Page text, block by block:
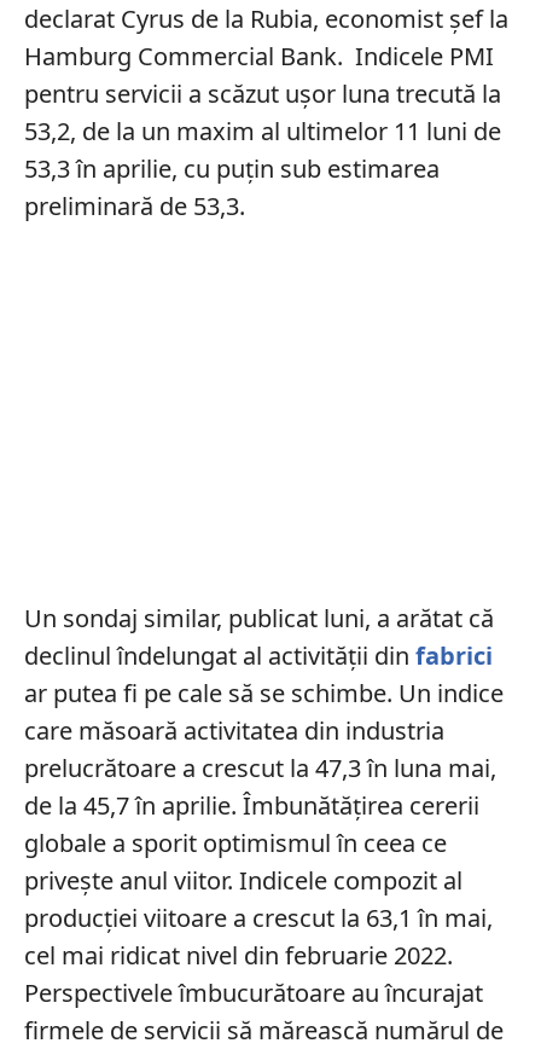
declarat Cyrus de la Rubia, economist șef la
Hamburg Commercial Bank. Indicele PMI
pentru servicii a scăzut ușor luna trecută la
53,2, de la un maxim al ultimelor 11 luni de
53,3 în aprilie, cu puțin sub estimarea
preliminară de 53,3.
Un sondaj similar, publicat luni, a arătat că
declinul îndelungat al activității din fabrici
ar putea fi pe cale să se schimbe. Un indice
care măsoară activitatea din industria
prelucrătoare a crescut la 47,3 în luna mai,
de la 45,7 în aprilie. Îmbunătățirea cererii
globale a sporit optimismul în ceea ce
privește anul viitor. Indicele compozit al
producției viitoare a crescut la 63,1 în mai,
cel mai ridicat nivel din februarie 2022.
Perspectivele îmbucurătoare au încurajat
firmele de servicii să mărească numărul de